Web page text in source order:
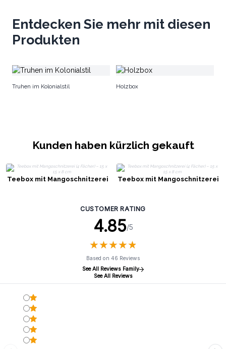
Entdecken Sie mehr mit diesen
Produkten
Truhen im Kolonialstil Holzbox
Kunden haben kürzlich gekauft
Teebox mit Mangoschnitzerei
Teebox mit Mangoschnitzerei
CUSTOMER RATING
4.85/5
★★★★★
★★★★★
Based on 46 Reviews
See All Reviews Family
See All Reviews